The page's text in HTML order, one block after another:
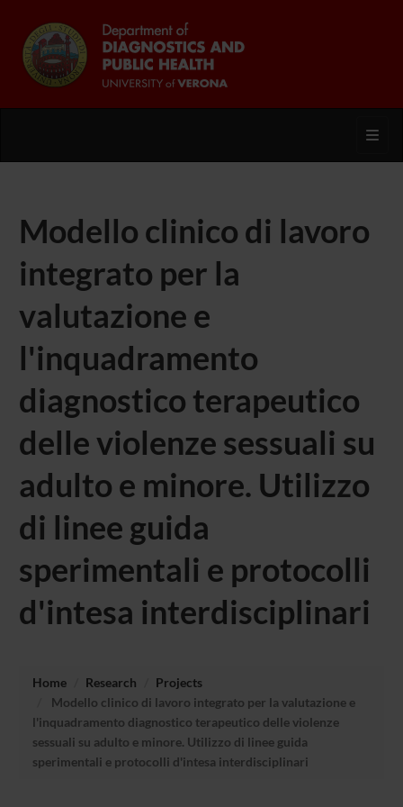
Modello clinico di lavoro
integrato per la
valutazione e
l'inquadramento
diagnostico terapeutico
delle violenze sessuali su
adulto e minore. Utilizzo
di linee guida
sperimentali e protocolli
d'intesa interdisciplinari
Home Research
Projects
Modello clinico di lavoro integrato per la valutazione e
l'inquadramento diagnostico terapeutico delle violenze
sessuali su adulto e minore. Utilizzo di linee guida
sperimentali e protocolli d'intesa interdisciplinari